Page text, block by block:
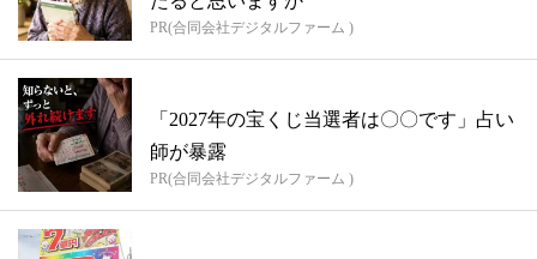
PR(合同会社デジタルファーム )
「2027年の宝くじ当選者は〇〇です」占い
師が暴露
PR(合同会社デジタルファーム )